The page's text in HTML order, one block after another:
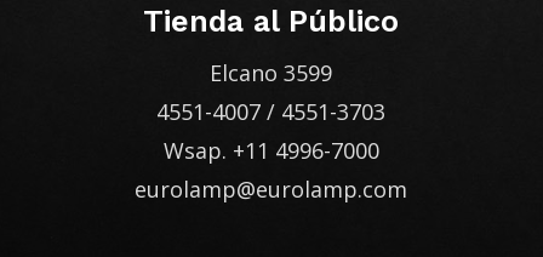
Tienda al Público
Elcano 3599
4551-4007 / 4551-3703
Wsap. +11 4996-7000
eurolamp@eurolamp.com